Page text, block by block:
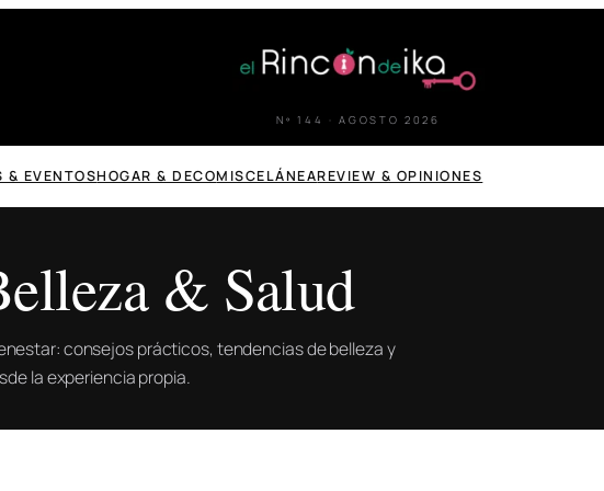
Nº 144 · AGOSTO 2026
& EVENTOSHOGAR & DECOMISCELÁNEAREVIEW & OPINIONES
& Salud
consejos prácticos, tendencias de belleza y
la experiencia propia.